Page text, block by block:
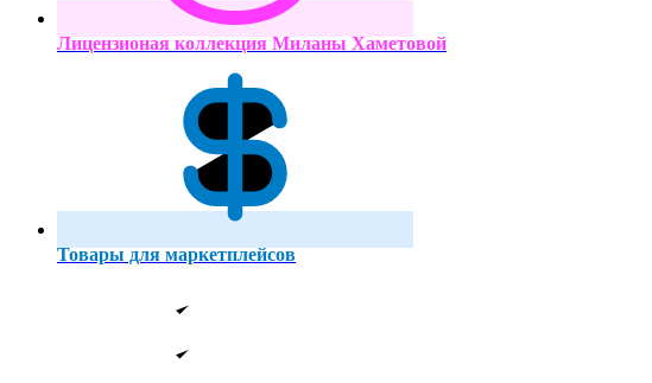
Лицензионая коллекция Миланы Хаметовой
Товары для маркетплейсов